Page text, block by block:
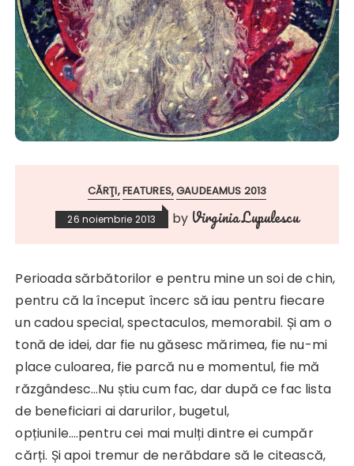
CĂRŢI FEATURES GAUDEAMUS 2013
26 noiembrie 2013 by Virginia Lupulescu
Perioada sărbătorilor e pentru mine un soi de chin,
pentru că la început încerc să iau pentru fiecare
un cadou special, spectaculos, memorabil. Și am o
tonă de idei, dar fie nu găsesc mărimea, fie nu-mi
place culoarea, fie parcă nu e momentul, fie mă
răzgândesc…Nu știu cum fac, dar după ce fac lista
de beneficiari ai darurilor, bugetul,
opțiunile….pentru cei mai mulți dintre ei cumpăr
cărți. Și apoi tremur de nerăbdare să le citească,